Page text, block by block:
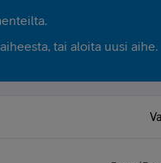
tai aloita uusi aihe.